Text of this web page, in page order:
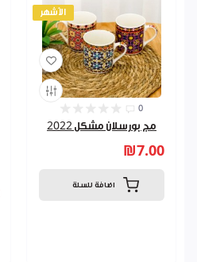
الأشهر
0
مج بورسلان مشكل 2022
₪7.00
اضافة للسلة